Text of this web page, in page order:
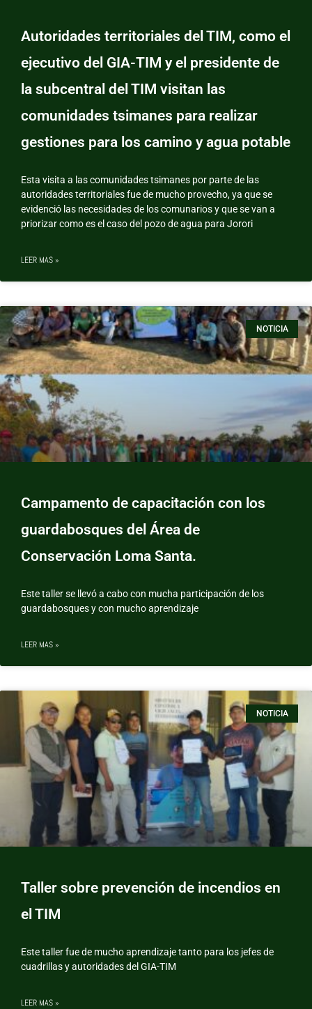
Autoridades territoriales del TIM, como el
ejecutivo del GIA-TIM y el presidente de
la subcentral del TIM visitan las
comunidades tsimanes para realizar
gestiones para los camino y agua potable
Esta visita a las comunidades tsimanes por parte de las
autoridades territoriales fue de mucho provecho, ya que se
evidenció las necesidades de los comunarios y que se van a
priorizar como es el caso del pozo de agua para Jorori
LEER MAS »
NOTICIA
Campamento de capacitación con los
guardabosques del Área de
Conservación Loma Santa.
Este taller se llevó a cabo con mucha participación de los
guardabosques y con mucho aprendizaje
LEER MAS »
NOTICIA
Taller sobre prevención de incendios en
el TIM
Este taller fue de mucho aprendizaje tanto para los jefes de
cuadrillas y autoridades del GIA-TIM
LEER MAS »